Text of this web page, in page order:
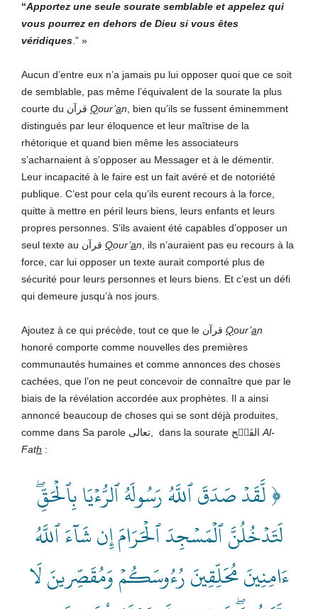
“Apportez une seule sourate semblable et appelez qui
vous pourrez en dehors de Dieu si vous êtes
véridiques .” »
Aucun d’entre eux n’a jamais pu lui opposer quoi que ce soit
de semblable, pas même l’équivalent de la sourate la plus
courte du قرآن Qour’an , bien qu’ils se fussent éminemment
distingués par leur éloquence et leur maîtrise de la
rhétorique et quand bien même les associateurs
s’acharnaient à s’opposer au Messager et à le démentir.
Leur incapacité à le faire est un fait avéré et de notoriété
publique. C’est pour cela qu’ils eurent recours à la force,
quitte à mettre en péril leurs biens, leurs enfants et leurs
propres personnes. S’ils avaient été capables d’opposer un
seul texte au قرآن Qour’an , ils n’auraient pas eu recours à la
force, car lui opposer un texte aurait comporté plus de
sécurité pour leurs personnes et leurs biens. Et c’est un défi
qui demeure jusqu’à nos jours.
Ajoutez à ce qui précède, tout ce que le قرآن Qour’an
honoré comporte comme nouvelles des premières
communautés humaines et comme annonces des choses
cachées, que l’on ne peut concevoir de connaître que par le
biais de la révélation accordée aux prophètes. Il a ainsi
annoncé beaucoup de choses qui se sont déjà produites,
comme dans Sa parole تعالى, dans la sourate الفَتۡح Al-
Fath :
﴿ لَّقَدۡ صَدَقَ ٱللَّهُ رَسُولَهُ ٱلرُّءۡيَا بِٱلۡحَقِّۖ
لَتَدۡخُلُنَّ ٱلۡمَسۡجِدَ ٱلۡحَرَامَ إِن شَآءَ ٱللَّهُ
ءَامِنِينَ مُحَلِّقِينَ رُءُوسَكُمۡ وَمُقَصِّرينَ لَا